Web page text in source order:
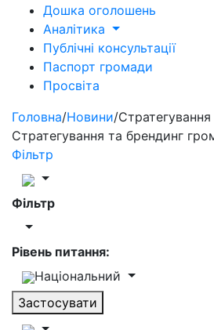
Дошка оголошень
Аналітика
Публічні консультації
Паспорт громади
Просвіта
Головна/Новини/
Стратегування та брендинг
Фільтр
Фільтр
Рівень питання:
Національний
Застосувати